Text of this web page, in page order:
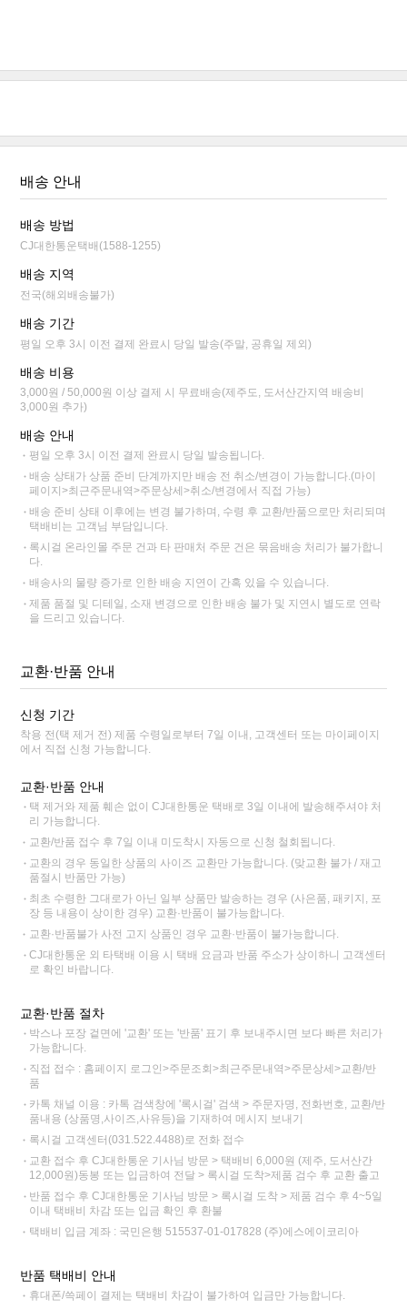
배송 안내
배송 방법
CJ대한통운택배(1588-1255)
배송 지역
전국(해외배송불가)
배송 기간
평일 오후 3시 이전 결제 완료시 당일 발송(주말, 공휴일 제외)
배송 비용
3,000원 / 50,000원 이상 결제 시 무료배송(제주도, 도서산간지역 배송비
3,000원 추가)
배송 안내
평일 오후 3시 이전 결제 완료시 당일 발송됩니다.
배송 상태가 상품 준비 단계까지만 배송 전 취소/변경이 가능합니다.(마이
페이지>최근주문내역>주문상세>취소/변경에서 직접 가능)
배송 준비 상태 이후에는 변경 불가하며, 수령 후 교환/반품으로만 처리되며
택배비는 고객님 부담입니다.
록시걸 온라인몰 주문 건과 타 판매처 주문 건은 묶음배송 처리가 불가합니
다.
배송사의 물량 증가로 인한 배송 지연이 간혹 있을 수 있습니다.
제품 품절 및 디테일, 소재 변경으로 인한 배송 불가 및 지연시 별도로 연락
을 드리고 있습니다.
교환·반품 안내
신청 기간
착용 전(택 제거 전) 제품 수령일로부터 7일 이내, 고객센터 또는 마이페이지
에서 직접 신청 가능합니다.
교환·반품 안내
택 제거와 제품 훼손 없이 CJ대한통운 택배로 3일 이내에 발송해주셔야 처
리 가능합니다.
교환/반품 접수 후 7일 이내 미도착시 자동으로 신청 철회됩니다.
교환의 경우 동일한 상품의 사이즈 교환만 가능합니다. (맞교환 불가 / 재고
품절시 반품만 가능)
최초 수령한 그대로가 아닌 일부 상품만 발송하는 경우 (사은품, 패키지, 포
장 등 내용이 상이한 경우) 교환·반품이 불가능합니다.
교환·반품불가 사전 고지 상품인 경우 교환·반품이 불가능합니다.
CJ대한통운 외 타택배 이용 시 택배 요금과 반품 주소가 상이하니 고객센터
로 확인 바랍니다.
교환·반품 절차
박스나 포장 겉면에 '교환' 또는 '반품' 표기 후 보내주시면 보다 빠른 처리가
가능합니다.
직접 접수 : 홈페이지 로그인>주문조회>최근주문내역>주문상세>교환/반
품
카톡 채널 이용 : 카톡 검색창에 '록시걸' 검색 > 주문자명, 전화번호, 교환/반
품내용 (상품명,사이즈,사유등)을 기재하여 메시지 보내기
록시걸 고객센터(031.522.4488)로 전화 접수
교환 접수 후 CJ대한통운 기사님 방문 > 택배비 6,000원 (제주, 도서산간
12,000원)동봉 또는 입금하여 전달 > 록시걸 도착>제품 검수 후 교환 출고
반품 접수 후 CJ대한통운 기사님 방문 > 록시걸 도착 > 제품 검수 후 4~5일
이내 택배비 차감 또는 입금 확인 후 환불
택배비 입금 계좌 : 국민은행 515537-01-017828 (주)에스에이코리아
반품 택배비 안내
휴대폰/쓱페이 결제는 택배비 차감이 불가하여 입금만 가능합니다.